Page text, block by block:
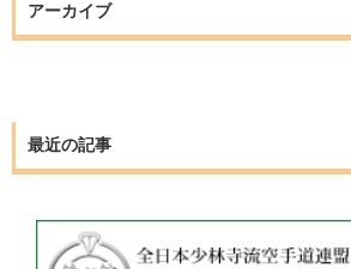
アーカイブ
最近の記事